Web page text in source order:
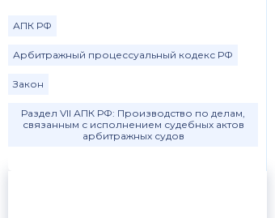
АПК РФ
Арбитражный процессуальный кодекс РФ
Закон
Раздел VII АПК РФ: Производство по делам,
связанным с исполнением судебных актов
арбитражных судов